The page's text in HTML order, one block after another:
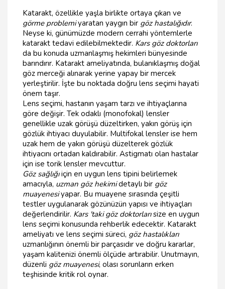
Katarakt, özellikle yaşla birlikte ortaya çıkan ve
görme problemiyaratan yaygın bir göz hastalığıdır.
Neyse ki, günümüzde modern cerrahi yöntemlerle
katarakt tedavi edilebilmektedir. Kars göz doktorları
da bu konuda uzmanlaşmış hekimleri bünyesinde
barındırır. Katarakt ameliyatında, bulanıklaşmış doğal
göz merceği alınarak yerine yapay bir mercek
yerleştirilir. İşte bu noktada doğru lens seçimi hayati
önem taşır.
Lens seçimi, hastanın yaşam tarzı ve ihtiyaçlarına
göre değişir. Tek odaklı (monofokal) lensler
genellikle uzak görüşü düzeltirken, yakın görüş için
gözlük ihtiyacı duyulabilir. Multifokal lensler ise hem
uzak hem de yakın görüşü düzelterek gözlük
ihtiyacını ortadan kaldırabilir. Astigmatı olan hastalar
için ise torik lensler mevcuttur.
Göz sağlığıiçin en uygun lens tipini belirlemek
amacıyla, uzman göz hekimidetaylı bir göz
muayenesiyapar. Bu muayene sırasında çeşitli
testler uygulanarak gözünüzün yapısı ve ihtiyaçları
değerlendirilir. Kars 'taki göz doktorlarısize en uygun
lens seçimi konusunda rehberlik edecektir. Katarakt
ameliyatı ve lens seçimi süreci, göz hastalıkları
uzmanlığının önemli bir parçasıdır ve doğru kararlar,
yaşam kalitenizi önemli ölçüde artırabilir. Unutmayın,
düzenli göz muayenesi, olası sorunların erken
teşhisinde kritik rol oynar.